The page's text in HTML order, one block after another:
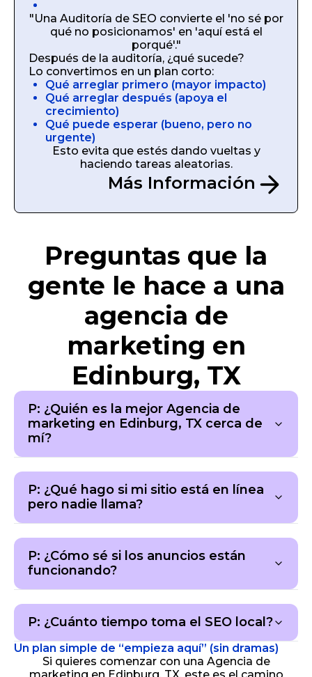
"Una Auditoría de SEO convierte el 'no sé por
qué no posicionamos' en 'aquí está el
porqué'."
Después de la auditoría, ¿qué sucede?
Lo convertimos en un plan corto:
Qué arreglar primero (mayor impacto)
Qué arreglar después (apoya el
crecimiento)
Qué puede esperar (bueno, pero no
urgente)
Esto evita que estés dando vueltas y
haciendo tareas aleatorias.
Más Información
Preguntas que la
gente le hace a una
agencia de
marketing en
Edinburg, TX
P: ¿Quién es la mejor Agencia de
marketing en Edinburg, TX cerca de
mí?
P: ¿Qué hago si mi sitio está en línea
pero nadie llama?
P: ¿Cómo sé si los anuncios están
funcionando?
P: ¿Cuánto tiempo toma el SEO local?
Un plan simple de “empieza aquí” (sin dramas)
Si quieres comenzar con una Agencia de